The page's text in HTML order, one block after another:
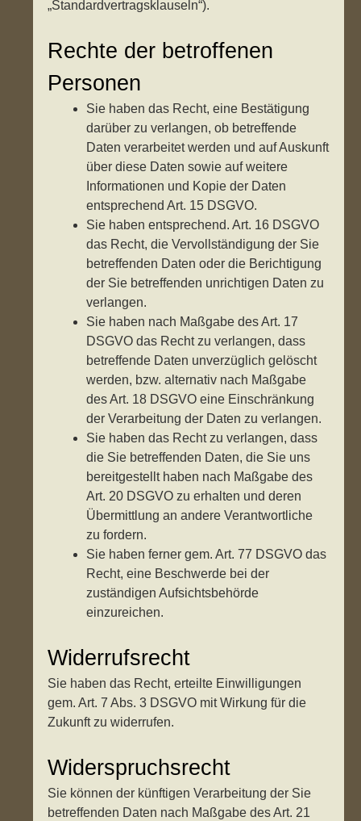
„Standardvertragsklauseln“).
Rechte der betroffenen
Personen
Sie haben das Recht, eine Bestätigung
darüber zu verlangen, ob betreffende
Daten verarbeitet werden und auf Auskunft
über diese Daten sowie auf weitere
Informationen und Kopie der Daten
entsprechend Art. 15 DSGVO.
Sie haben entsprechend. Art. 16 DSGVO
das Recht, die Vervollständigung der Sie
betreffenden Daten oder die Berichtigung
der Sie betreffenden unrichtigen Daten zu
verlangen.
Sie haben nach Maßgabe des Art. 17
DSGVO das Recht zu verlangen, dass
betreffende Daten unverzüglich gelöscht
werden, bzw. alternativ nach Maßgabe
des Art. 18 DSGVO eine Einschränkung
der Verarbeitung der Daten zu verlangen.
Sie haben das Recht zu verlangen, dass
die Sie betreffenden Daten, die Sie uns
bereitgestellt haben nach Maßgabe des
Art. 20 DSGVO zu erhalten und deren
Übermittlung an andere Verantwortliche
zu fordern.
Sie haben ferner gem. Art. 77 DSGVO das
Recht, eine Beschwerde bei der
zuständigen Aufsichtsbehörde
einzureichen.
Widerrufsrecht
Sie haben das Recht, erteilte Einwilligungen
gem. Art. 7 Abs. 3 DSGVO mit Wirkung für die
Zukunft zu widerrufen.
Widerspruchsrecht
Sie können der künftigen Verarbeitung der Sie
betreffenden Daten nach Maßgabe des Art. 21